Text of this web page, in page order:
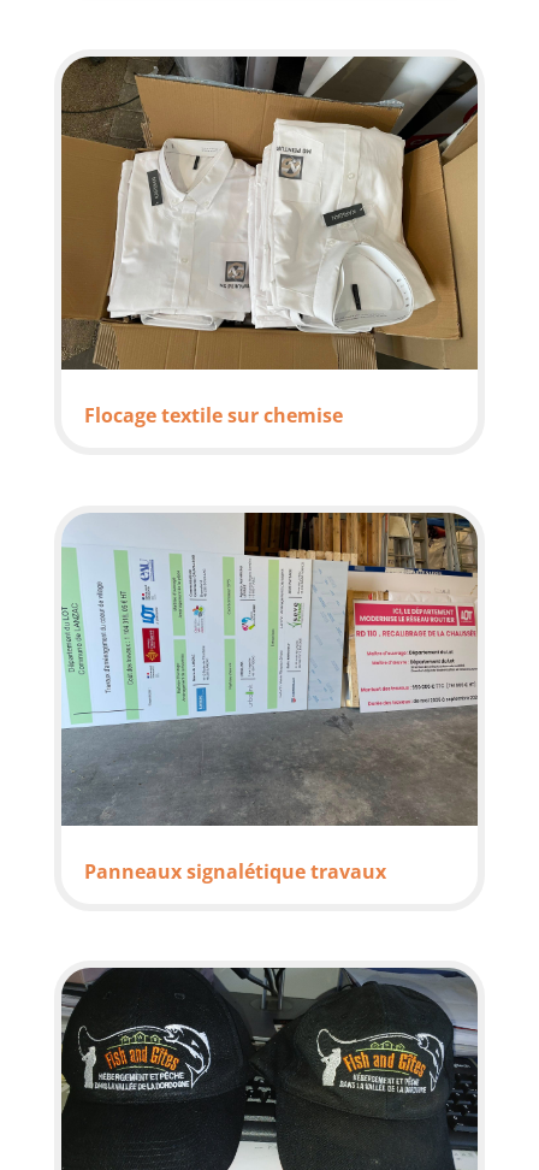
Flocage textile sur chemise
Panneaux signalétique travaux